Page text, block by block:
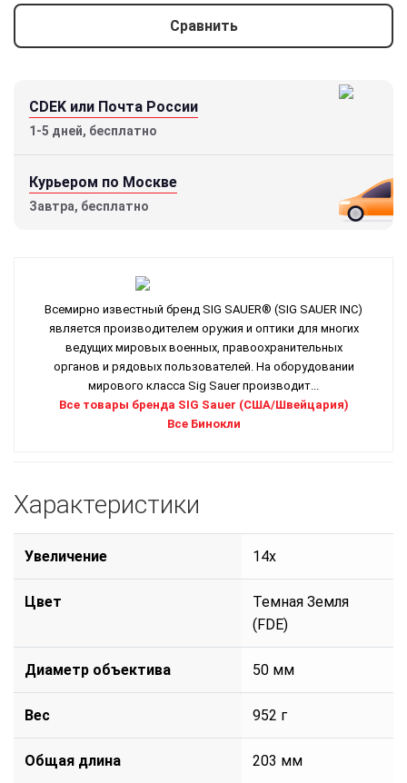
Сравнить
CDEK или Почта России
1-5 дней, бесплатно
Курьером по Москве
Завтра, бесплатно
Всемирно известный бренд SIG SAUER® (SIG SAUER INC)
является производителем оружия и оптики для многих
ведущих мировых военных, правоохранительных
органов и рядовых пользователей. На оборудовании
мирового класса Sig Sauer производит...
Все товары бренда SIG Sauer (США/Швейцария)
Все Бинокли
Характеристики
Увеличение 14x
Цвет
Темная Земля
(FDE)
Диаметр объектива 50 мм
Вес 952 г
Общая длина 203 мм